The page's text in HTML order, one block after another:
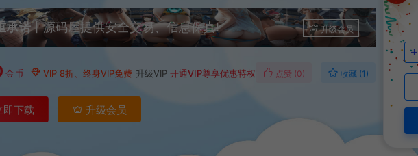
承诺丨源码屋提供安全交易、信息保真! 升级会员
金币 VIP 8折、终身VIP免费 升级VIP 开通VIP尊享优惠特权 点赞 (0) 收藏 (1)
即下载 升级会员